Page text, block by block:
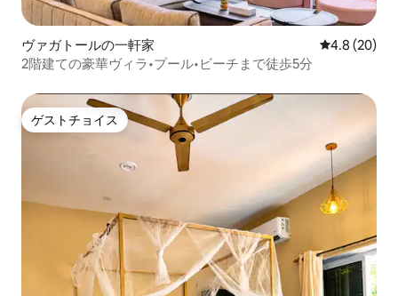
ヴァガトールの一軒家 レビュー20
4.8 (20)
2階建ての豪華ヴィラ•プール•ビーチまで徒歩5分
ゲストチョイス
ゲストチョイス